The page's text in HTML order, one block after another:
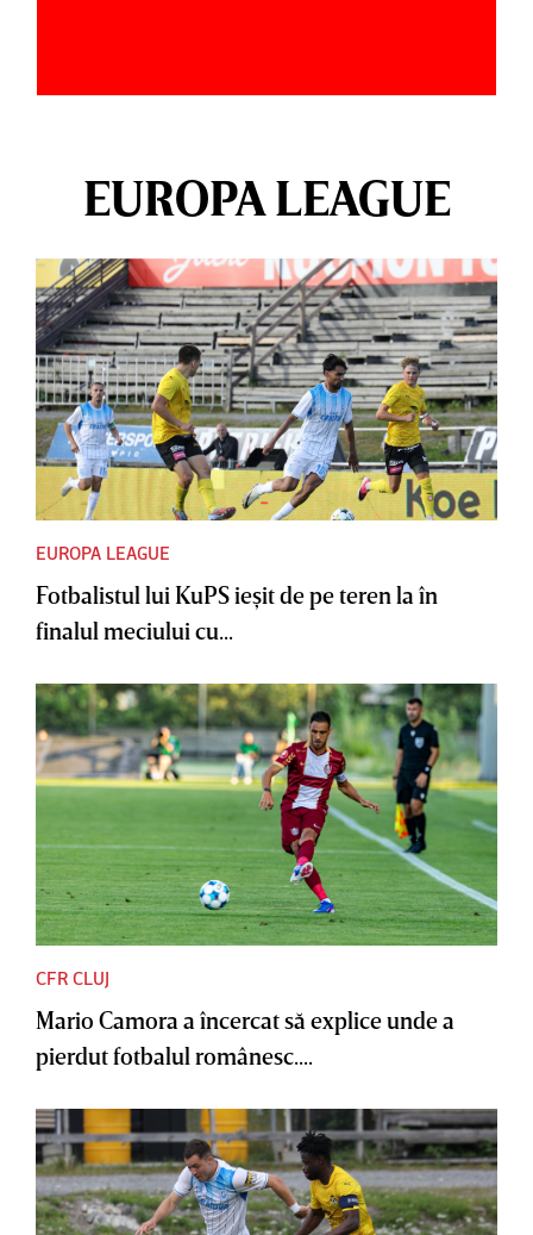
EUROPA LEAGUE
EUROPA LEAGUE
Fotbalistul lui KuPS ieşit de pe teren la în
finalul meciului cu...
CFR CLUJ
Mario Camora a încercat să explice unde a
pierdut fotbalul românesc....